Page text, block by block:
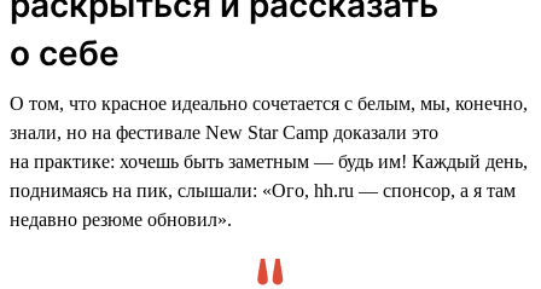
о себе
О том, что красное идеально сочетается с белым, мы, конечно,
знали, но на фестивале New Star Camp доказали это
на практике: хочешь быть заметным — будь им! Каждый день,
поднимаясь на пик, слышали: «Ого, hh.ru — спонсор, а я там
недавно резюме обновил».